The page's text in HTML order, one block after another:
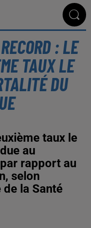
: LE
TAUX LE
DU
taux le
au
rapport au
selon
de la Santé